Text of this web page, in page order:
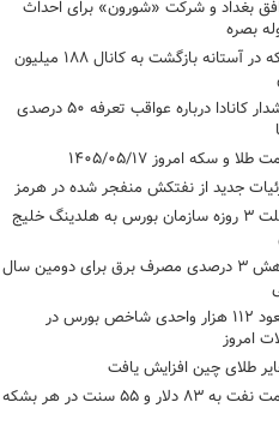
بغداد و شرکت «شورون» برای احداث
بصره
سکه در آستانه بازگشت به کانال ۱۸۸ میلیون
هشدار کانادا درباره عواقب تعرفه ۵۰ درصدی
طلا و سکه امروز ۱۴۰۵/۰۵/۱۷
جدید از نفتکش منفجر شده در هرمز
مهلت ۳ روزه سازمان بورس به هلدینگ خلیج
کاهش ۳ درصدی مصرف برق برای دومین سال
صعود ۱۱۲ هزار واحدی شاخص بورس در
امروز
طلای چین افزایش یافت
قیمت نفت به ۸۳ دلار و ۵۵ سنت در هر بشکه